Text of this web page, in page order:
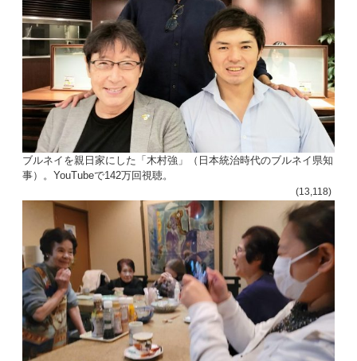
ブルネイを親日家にした「木村強」（日本統治時代のブルネイ県知
事）。YouTubeで142万回視聴。
(13,118)